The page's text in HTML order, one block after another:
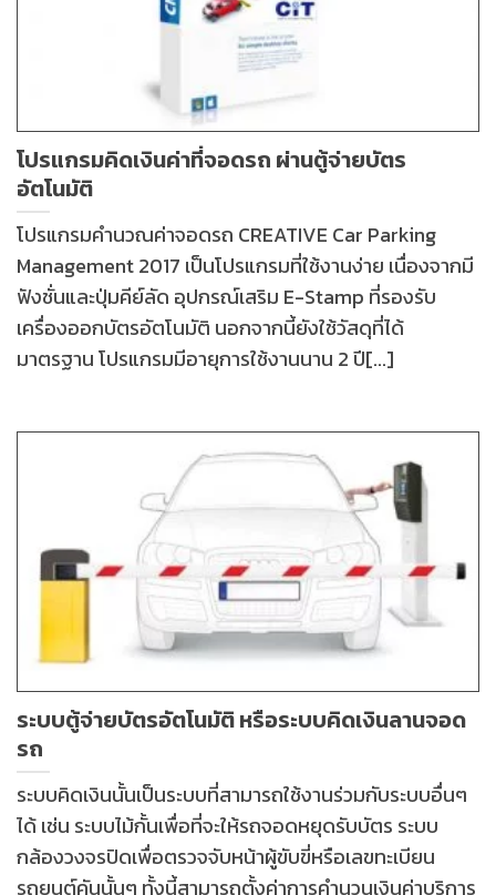
โปรแกรมคิดเงินค่าที่จอดรถ ผ่านตู้จ่ายบัตร
อัตโนมัติ
โปรแกรมคำนวณค่าจอดรถ CREATIVE Car Parking
Management 2017 เป็นโปรแกรมที่ใช้งานง่าย เนื่องจากมี
ฟังชั่นและปุ่มคีย์ลัด อุปกรณ์เสริม E-Stamp ที่รองรับ
เครื่องออกบัตรอัตโนมัติ นอกจากนี้ยังใช้วัสดุที่ได้
มาตรฐาน โปรแกรมมีอายุการใช้งานนาน 2 ปี[...]
ระบบตู้จ่ายบัตรอัตโนมัติ หรือระบบคิดเงินลานจอด
รถ
ระบบคิดเงินนั้นเป็นระบบที่สามารถใช้งานร่วมกับระบบอื่นๆ
ได้ เช่น ระบบไม้กั้นเพื่อที่จะให้รถจอดหยุดรับบัตร ระบบ
กล้องวงจรปิดเพื่อตรวจจับหน้าผู้ขับขี่หรือเลขทะเบียน
รถยนต์คันนั้นๆ ทั้งนี้สามารถตั้งค่าการคำนวนเงินค่าบริการ